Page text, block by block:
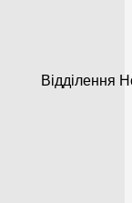
Відділення